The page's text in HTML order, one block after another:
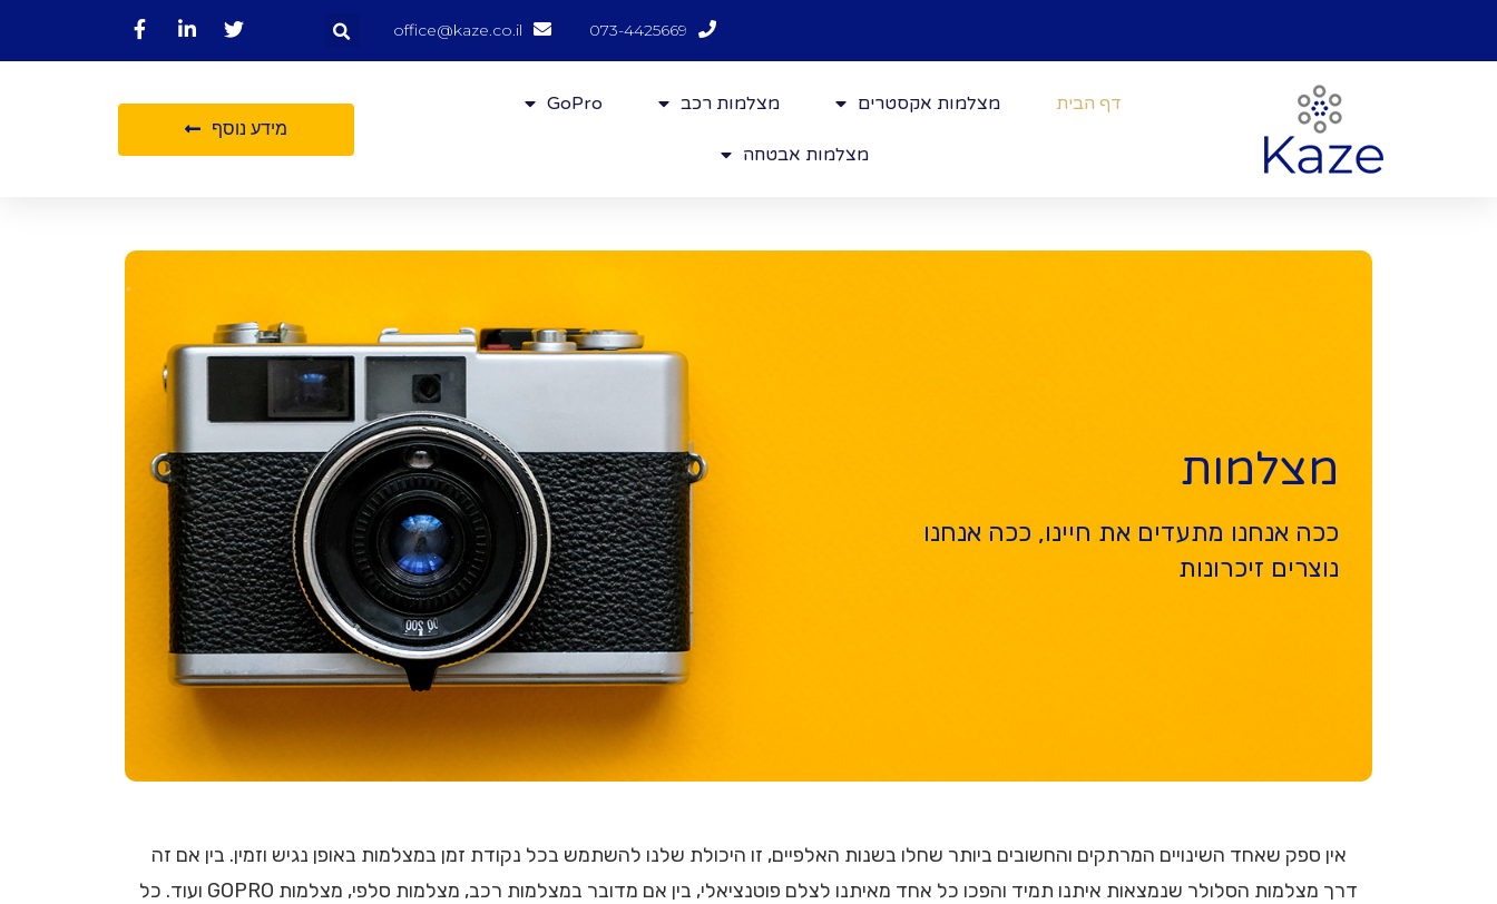
073-4425669
office@kaze.co.il
דף הבית מצלמות אקסטרים מצלמות רכב GoPro
מצלמות אבטחה
מידע נוסף
מצלמות
ככה אנחנו מתעדים את חיינו, ככה אנחנו
נוצרים זיכרונות
אין ספק שאחד השינויים המרתקים והחשובים ביותר שחלו בשנות האלפיים, זו היכולת שלנו להשתמש בכל נקודת זמן במצלמות באופן נגיש וזמין. בין אם זה
דרך מצלמות הסלולר שנמצאות איתנו תמיד והפכו כל אחד מאיתנו לצלם פוטנציאלי, בין אם מדובר במצלמות רכב, מצלמות סלפי, מצלמות GOPRO ועוד. כל